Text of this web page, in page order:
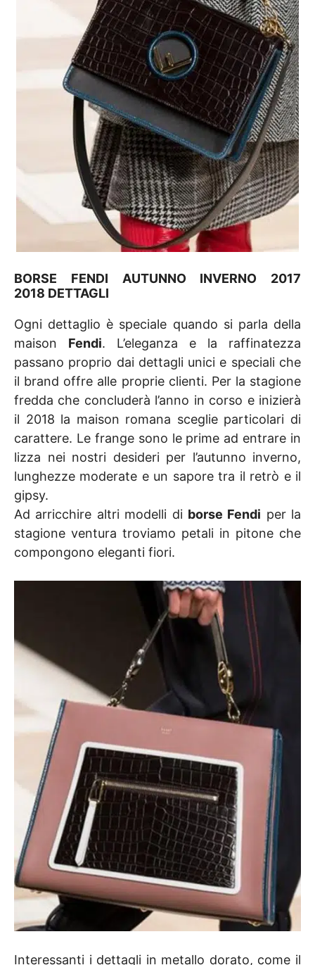
BORSE FENDI AUTUNNO INVERNO 2017
2018 DETTAGLI
Ogni dettaglio è speciale quando si parla della
maison Fendi. L’eleganza e la raffinatezza
passano proprio dai dettagli unici e speciali che
il brand offre alle proprie clienti. Per la stagione
fredda che concluderà l’anno in corso e inizierà
il 2018 la maison romana sceglie particolari di
carattere. Le frange sono le prime ad entrare in
lizza nei nostri desideri per l’autunno inverno,
lunghezze moderate e un sapore tra il retrò e il
gipsy.
Ad arricchire altri modelli di borse Fendi per la
stagione ventura troviamo petali in pitone che
compongono eleganti fiori.
Interessanti i dettagli in metallo dorato, come il